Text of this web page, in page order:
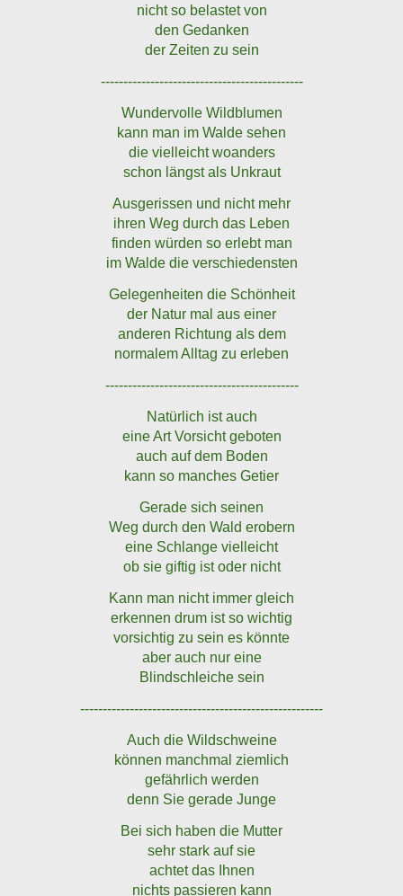
nicht so belastet von
den Gedanken
der Zeiten zu sein
---------------------------------------------
Wundervolle Wildblumen
kann man im Walde sehen
die vielleicht woanders
schon längst als Unkraut
Ausgerissen und nicht mehr
ihren Weg durch das Leben
finden würden so erlebt man
im Walde die verschiedensten
Gelegenheiten die Schönheit
der Natur mal aus einer
anderen Richtung als dem
normalem Alltag zu erleben
-------------------------------------------
Natürlich ist auch
eine Art Vorsicht geboten
auch auf dem Boden
kann so manches Getier
Gerade sich seinen
Weg durch den Wald erobern
eine Schlange vielleicht
ob sie giftig ist oder nicht
Kann man nicht immer gleich
erkennen drum ist so wichtig
vorsichtig zu sein es könnte
aber auch nur eine
Blindschleiche sein
------------------------------------------------------
Auch die Wildschweine
können manchmal ziemlich
gefährlich werden
denn Sie gerade Junge
Bei sich haben die Mutter
sehr stark auf sie
achtet das Ihnen
nichts passieren kann